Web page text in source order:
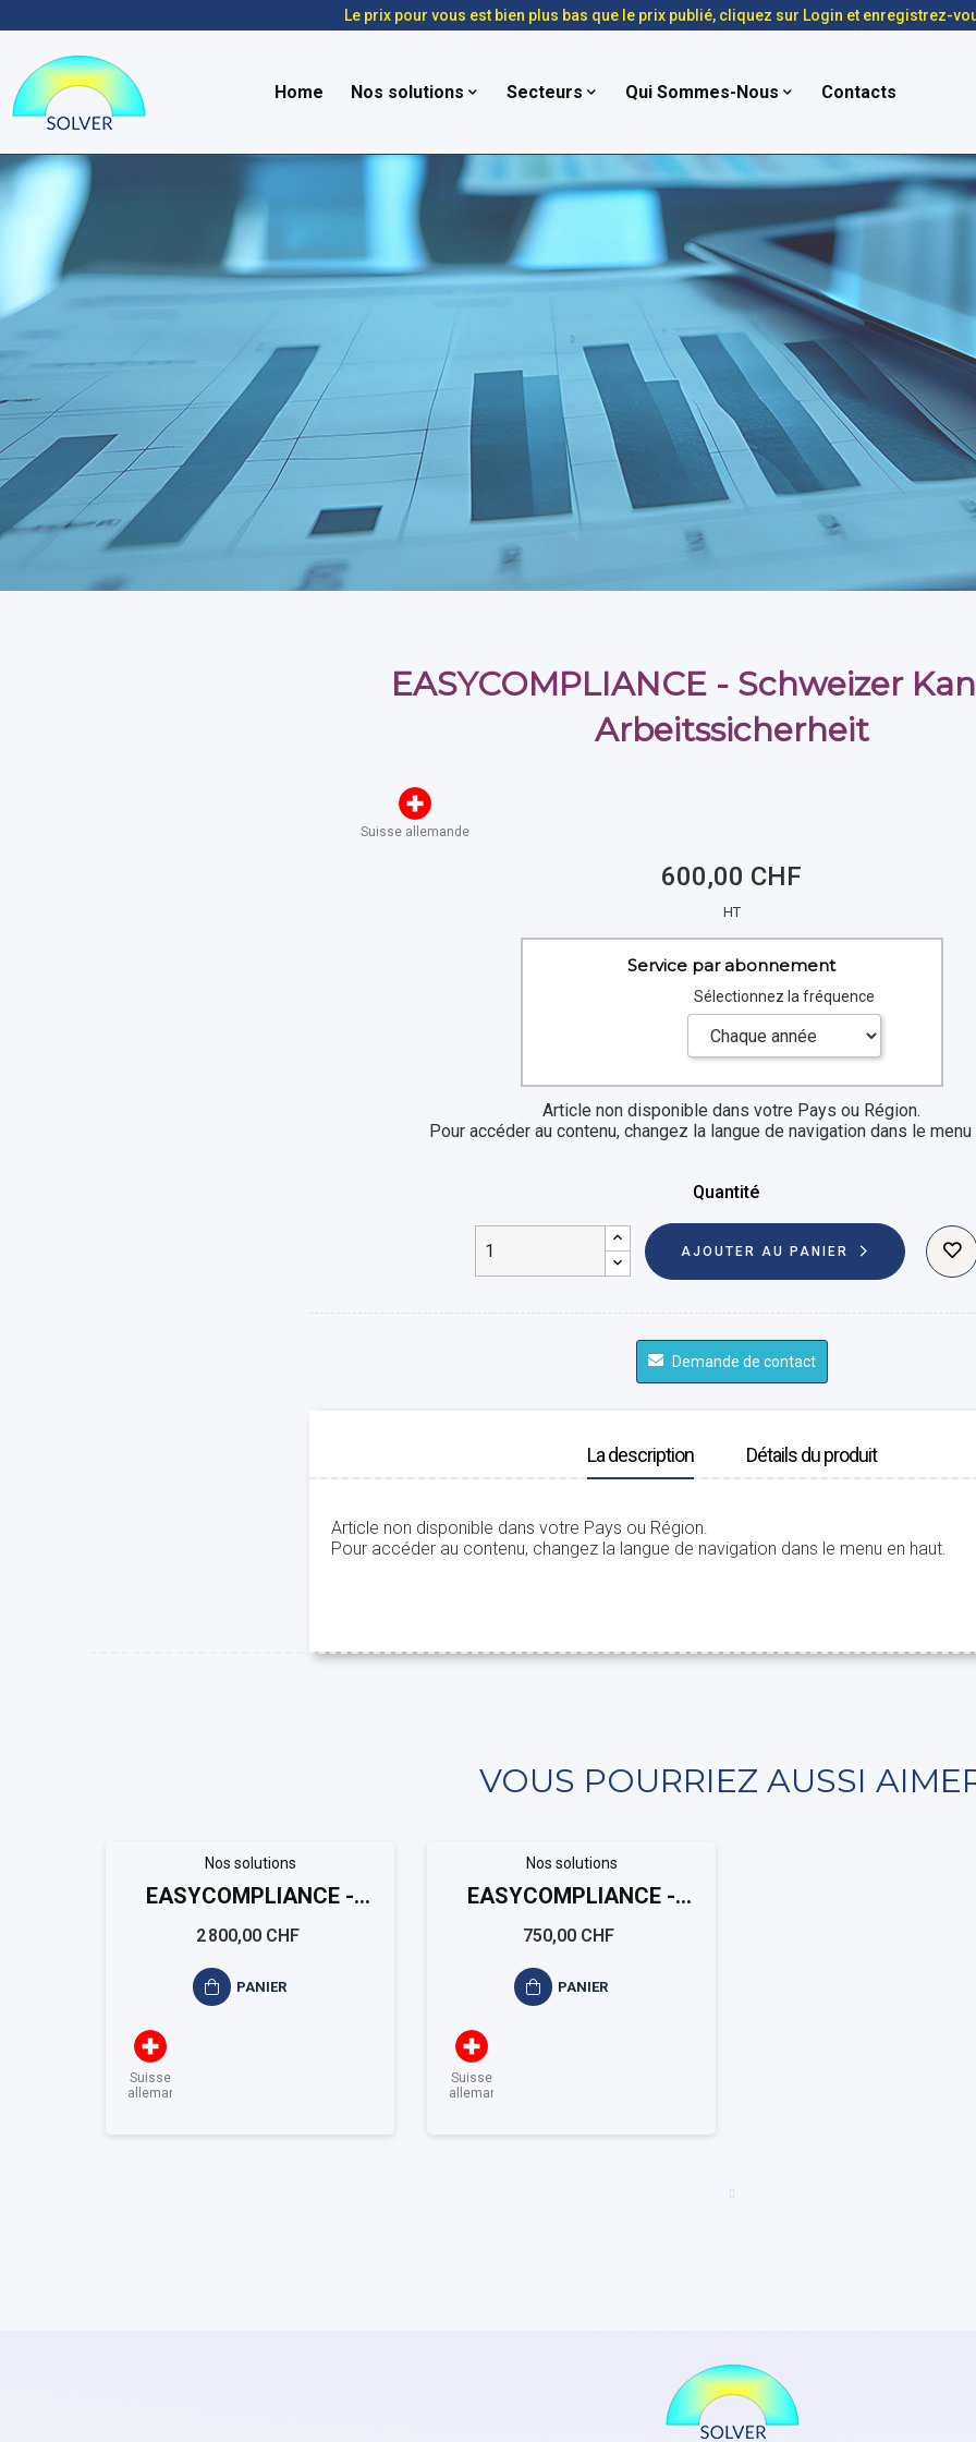
Le prix pour vous est bien plus bas que le prix publié, cliquez sur Login et enregistrez-
Home Nos solutions Secteurs Qui Sommes-Nous Contacts
EASYCOMPLIANCE - Schweizer
Arbeitssicherheit
Suisse allemande
600,00 CHF
HT
Service par abonnement
Sélectionnez la fréquence
Article non disponible dans votre Pays ou Région.
Pour accéder au contenu, changez la langue de navigation dans le menu
Quantité
AJOUTER AU PANIER
Demande de contact
La description Détails du produit
Article non disponible dans votre Pays ou Région.
Pour accéder au contenu, changez la langue de navigation dans le menu en haut.
VOUS POURRIEZ AUSSI
Nos solutions
EASYCOMPLIANCE -
Schweizer Kantonen
2 800,00 CHF
PANIER
Suisse
allemande
Nos solutions
EASYCOMPLIANCE -
Schweizer Kantonen
Umwelt
750,00 CHF
PANIER
Suisse
allemande